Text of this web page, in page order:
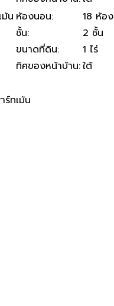
น ห้องนอน:
18 ห้อง
ชั้น:
2 ชั้น
ขนาดที่ดิน:
1 ไร่
ทิศของหน้าบ้าน:ใต้
ทเม้น